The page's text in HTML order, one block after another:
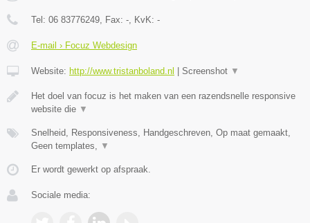
Tel: 06 83776249, Fax: -, KvK: -
E-mail › Focuz Webdesign
Website: http://www.tristanboland.nl Screenshot ▼
Het doel van focuz is het maken van een razendsnelle responsive
website die ▼
Snelheid, Responsiveness, Handgeschreven, Op maat gemaakt,
Geen templates, ▼
Er wordt gewerkt op afspraak.
Sociale media: